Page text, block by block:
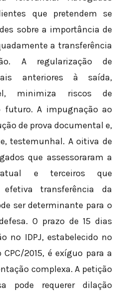
que pretendem se
sobre a importância de
a transferência
A regularização de
anteriores à saída,
minimiza riscos de
futuro. A impugnação ao
de prova documental e,
testemunhal. A oitiva de
que assessoraram a
e terceiros que
efetiva transferência da
ser determinante para o
O prazo de 15 dias
no IDPJ, estabelecido no
2015, é exíguo para a
complexa. A petição
pode requerer dilação